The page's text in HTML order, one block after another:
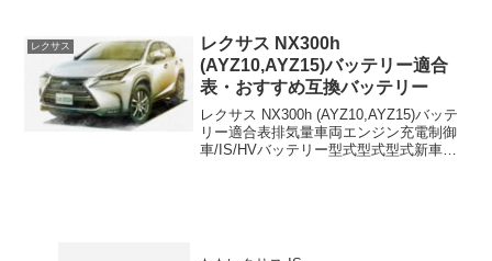
パナソニック...
レクサス
レクサス NX300h
(AYZ10,AYZ15)バッテリー適合
表・おすすめ互換バッテリー
レクサス NX300h (AYZ10,AYZ15)バッテ
リー適合表排気量車両エンジン充電制御
車/IS/HVバッテリー型式型式型式新車搭